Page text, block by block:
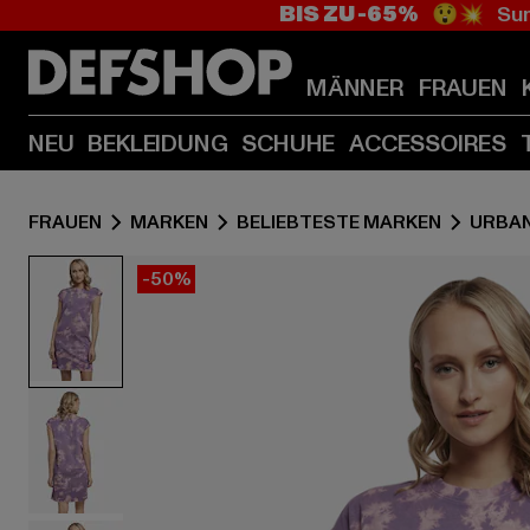
BIS ZU -65% 😲💥
MÄNNER FRAUEN
NEU BEKLEIDUNG SCHUHE ACCESSOIRES
FRAUEN MARKEN BELIEBTESTE MARKEN
-50%